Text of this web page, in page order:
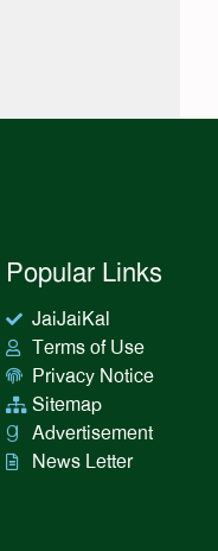
Popular Links
JaiJaiKal
Terms of Use
Privacy Notice
Sitemap
Advertisement
News Letter